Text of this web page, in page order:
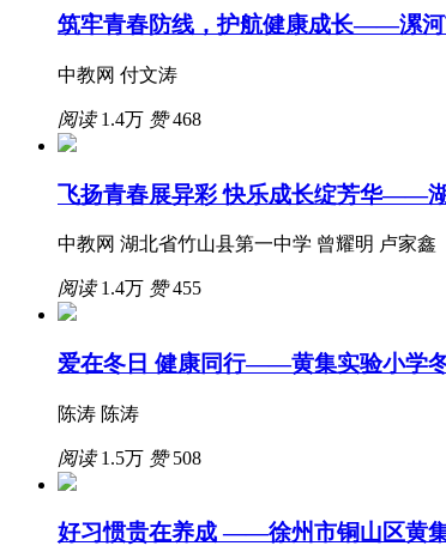
筑牢青春防线，护航健康成长——漯河
中教网 付文涛
阅读1.4万 赞468
飞扬青春展异彩 快乐成长绽芳华——
中教网 湖北省竹山县第一中学 曾耀明 卢家鑫
阅读1.4万 赞455
爱在冬日 健康同行——黄集实验小学
陈涛 陈涛
阅读1.5万 赞508
好习惯贵在养成 ——徐州市铜山区黄